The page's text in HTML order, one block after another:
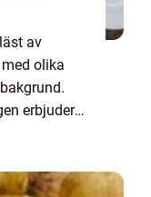
av
olika
erbjuder